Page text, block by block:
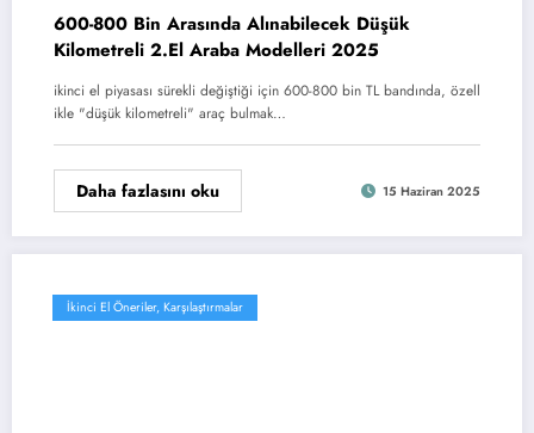
600-800 Bin Arasında Alınabilecek Düşük
Kilometreli 2.El Araba Modelleri 2025
ikinci el piyasası sürekli değiştiği için 600-800 bin TL bandında, özell
ikle "düşük kilometreli" araç bulmak…
Daha fazlasını oku 15 Haziran 2025
İkinci El Öneriler, Karşılaştırmalar